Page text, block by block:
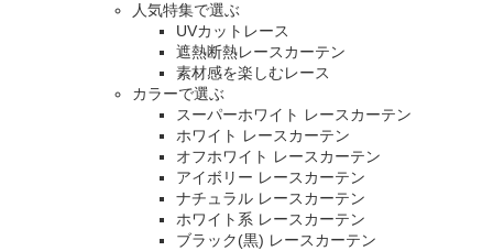
人気特集で選ぶ
UVカットレース
遮熱断熱レースカーテン
素材感を楽しむレース
カラーで選ぶ
スーパーホワイト レースカーテン
ホワイト レースカーテン
オフホワイト レースカーテン
アイボリー レースカーテン
ナチュラル レースカーテン
ホワイト系 レースカーテン
ブラック(黒) レースカーテン